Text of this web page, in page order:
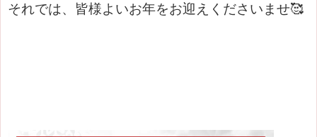
それでは、皆様よいお年をお迎えくださいませ🥰